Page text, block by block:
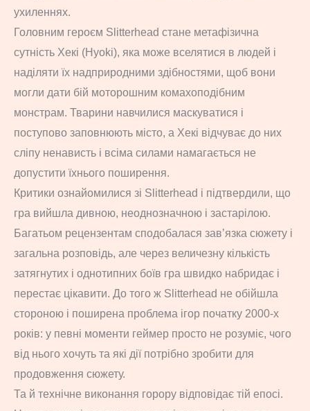
ухиленнях.
Головним героєм Slitterhead стане метафізична
сутність Хекі (Hyoki), яка може вселятися в людей і
наділяти їх надприродними здібностями, щоб вони
могли дати бій моторошним комахоподібним
монстрам. Тварини навчилися маскуватися і
поступово заповнюють місто, а Хекі відчуває до них
сліпу ненависть і всіма силами намагається не
допустити їхнього поширення.
Критики ознайомилися зі Slitterhead і підтвердили, що
гра вийшла дивною, неоднозначною і застарілою.
Багатьом рецензентам сподобалася зав’язка сюжету і
загальна розповідь, але через величезну кількість
затягнутих і однотипних боїв гра швидко набридає і
перестає цікавити. До того ж Slitterhead не обійшла
стороною і поширена проблема ігор початку 2000-х
років: у певні моменти геймер просто не розуміє, чого
від нього хочуть та які дії потрібно зробити для
продовження сюжету.
Та й технічне виконання горору відповідає тій епосі.